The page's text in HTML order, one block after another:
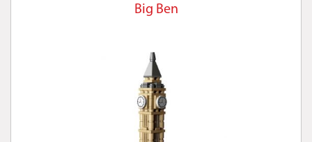
Big Ben